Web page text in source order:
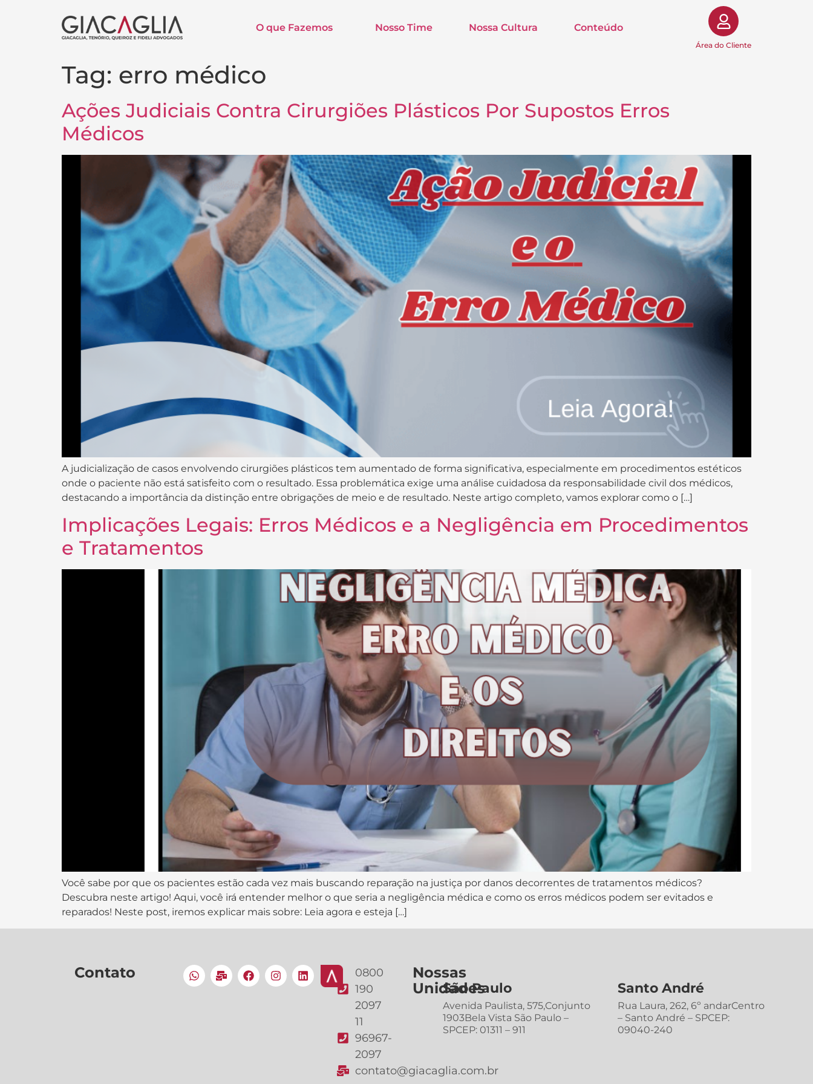
O que Fazemos Nosso Time Nossa Cultura Conteúdo
Área do Cliente
Tag: erro médico
Ações Judiciais Contra Cirurgiões Plásticos Por Supostos Erros
Médicos
A judicialização de casos envolvendo cirurgiões plásticos tem aumentado de forma significativa, especialmente em procedimentos estéticos
onde o paciente não está satisfeito com o resultado. Essa problemática exige uma análise cuidadosa da responsabilidade civil dos médicos,
destacando a importância da distinção entre obrigações de meio e de resultado. Neste artigo completo, vamos explorar como o […]
Implicações Legais: Erros Médicos e a Negligência em Procedimentos
e Tratamentos
Você sabe por que os pacientes estão cada vez mais buscando reparação na justiça por danos decorrentes de tratamentos médicos?
Descubra neste artigo! Aqui, você irá entender melhor o que seria a negligência médica e como os erros médicos podem ser evitados e
reparados! Neste post, iremos explicar mais sobre: Leia agora e esteja […]
Contato
0800
190
2097
11
96967-
2097
contato@giacaglia.com.br
Nossas
Unidades
São Paulo
Avenida Paulista, 575,Conjunto
1903Bela Vista São Paulo –
SPCEP: 01311 – 911
Santo André
Rua Laura, 262, 6º andarCentro
– Santo André – SPCEP:
09040-240